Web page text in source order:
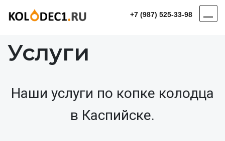
+7 (987) 525-33-98
Услуги
Наши услуги по копке колодца
в Каспийске.